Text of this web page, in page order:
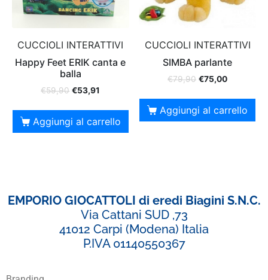
CUCCIOLI INTERATTIVI
Happy Feet ERIK canta e
balla
€59,90 €53,91
Aggiungi al carrello
CUCCIOLI INTERATTIVI
SIMBA parlante
€79,90 €75,00
Aggiungi al carrello
EMPORIO GIOCATTOLI di eredi Biagini S.N.C.
Via Cattani SUD ,73
41012 Carpi (Modena) Italia
P.IVA 01140550367